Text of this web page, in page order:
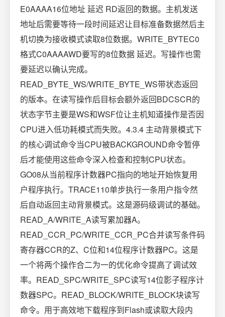
E0AAAA16位地址 延迟 RD返回的数据。主机发送
地址后需要等待一段时间延迟让目标准备数据然后主
机切换为接收模式读取8位数据。WRITE_BYTEC0
格式C0AAAAWD要写的8位数据 延迟。写操作也需
要延迟以确认完成。
READ_BYTE_WS/WRITE_BYTE_WS带状态返回
的版本。在读写操作后目标会额外返回BDCSCR的
状态字节主要是WS和WSF位让主机知道操作是否因
CPU进入低功耗模式而失败。4.3.4 主动背景模式下
的核心调试命令当CPU被BACKGROUND命令暂停
后才能使用这些命令深入检查和控制CPU状态。
GO08从当前程序计数器PC指向的地址开始恢复用
户程序执行。TRACE110单步执行一条用户指令然
后自动返回主动背景模式。这是源码级调试的基础。
READ_A/WRITE_A读写累加器A。
READ_CCR_PC/WRITE_CCR_PC合并读写条件码
寄存器CCR的Z、C位和14位程序计数器PC。这是
一个将两个操作合二为一的优化命令提高了调试效
率。READ_SPC/WRITE_SPC读写14位影子程序计
数器SPC。READ_BLOCK/WRITE_BLOCK块读写
命令。用于高效地下载程序到Flash或读取大段内